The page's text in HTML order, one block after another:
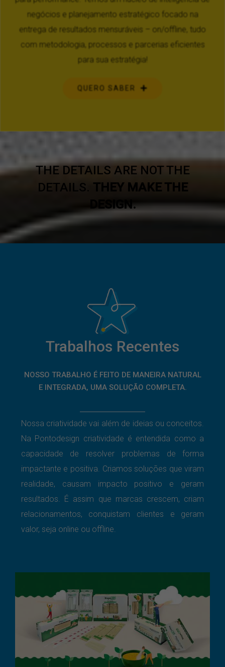
negócios e planejamento estratégico focado na
entrega de resultados mensuráveis – on/offline, tudo
com metodologia, processos e parcerias eficientes
para sua estratégia!
QUERO SABER
THE DETAILS ARE NOT THE
DETAILS. THEY MAKE THE
DESIGN.
Trabalhos Recentes
NOSSO TRABALHO É FEITO DE MANEIRA NATURAL
E INTEGRADA, UMA SOLUÇÃO COMPLETA.
Nossa criatividade vai além de ideias ou conceitos.
Na Pontodesign criatividade é entendida como a
capacidade de resolver problemas de forma
impactante e positiva. Criamos soluções que viram
realidade, causam impacto positivo e geram
resultados. É assim que marcas crescem, criam
relacionamentos, conquistam clientes e geram
valor, seja online ou offline.
Embalagens Linha Talge Eco
Branding Design Gráfico Embalagem